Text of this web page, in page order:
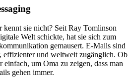
sie nicht? Seit Ray Tomlinson
Welt schickte, hat sie sich zum
gemausert. E-Mails sind
effizienter und weltweit zugänglich. Ob
um Oma zu zeigen, dass man
gehen immer.